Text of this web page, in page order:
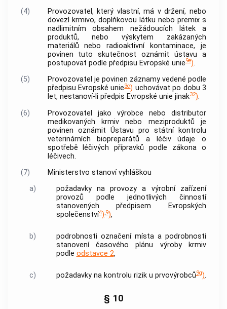
(4)
Provozovatel, který vlastní, má v držení, nebo
dovezl krmivo, doplňkovou látku nebo premix s
nadlimitním obsahemnežádoucích látek a
produktů, nebo výskytem zakázaných
materiálů nebo radioaktivní kontaminace, je
povinen tuto skutečnost oznámit ústavu a
postupovat podle předpisu Evropské unie9e).
(5)
Provozovatel je povinen záznamy vedené podle
předpisu Evropské unie3c) uchovávat po dobu 3
let, nestanoví-li předpis Evropské unie jinak32).
(6)
Provozovatel jako výrobce nebo distributor
medikovaných krmiv nebo meziproduktů je
povinen oznámit Ústavu pro státní kontrolu
veterinárních biopreparátů a léčiv údaje o
spotřebě léčivých přípravků podle zákona o
léčivech.
(7)
Ministerstvo stanoví vyhláškou
a)
požadavky na provozy a výrobní zařízení
provozů podle jednotlivých činností
stanovených předpisem Evropských
společenství4),9),
b)
podrobnosti označení místa a podrobnosti
stanovení časového plánu výroby
krmiv
podle odstavce 2,
c) požadavky na kontrolu rizik u prvovýrobců9g).
§ 10